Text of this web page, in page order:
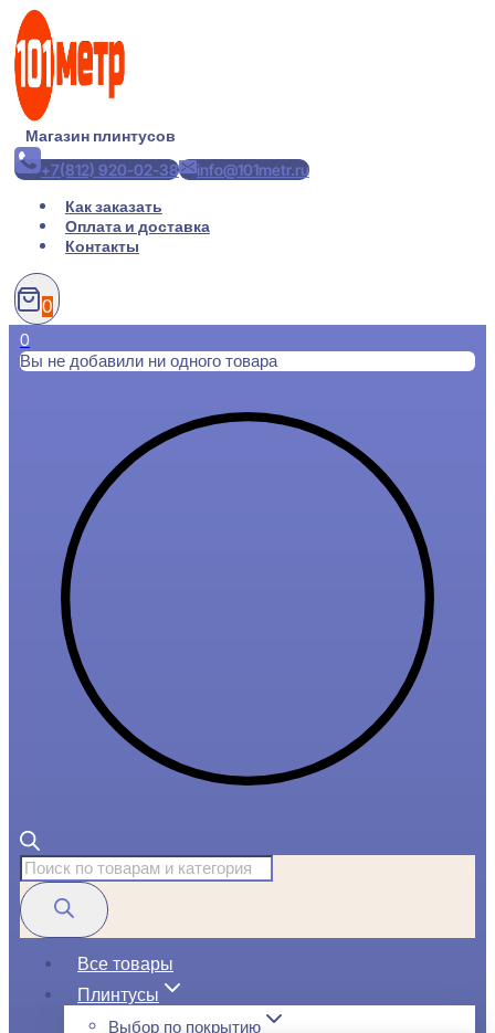
Перейти
содержимому
Магазин плинтусов
+7(812) 920-02-38
info@101metr.ru
Как заказать
Оплата и доставка
Контакты
0
0
Вы не добавили ни одного товара
Поиск
товаров
Все товары
Плинтусы
Выбор по покрытию